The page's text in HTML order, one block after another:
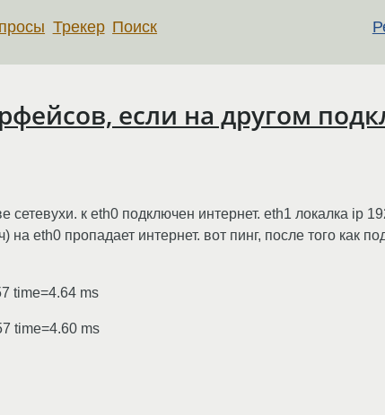
Трекер Поиск
если на другом
к eth0 подключен интернет. eth1 локалка ip
eth0 пропадает интернет. вот пинг, после того как
time=4.64 ms
time=4.60 ms